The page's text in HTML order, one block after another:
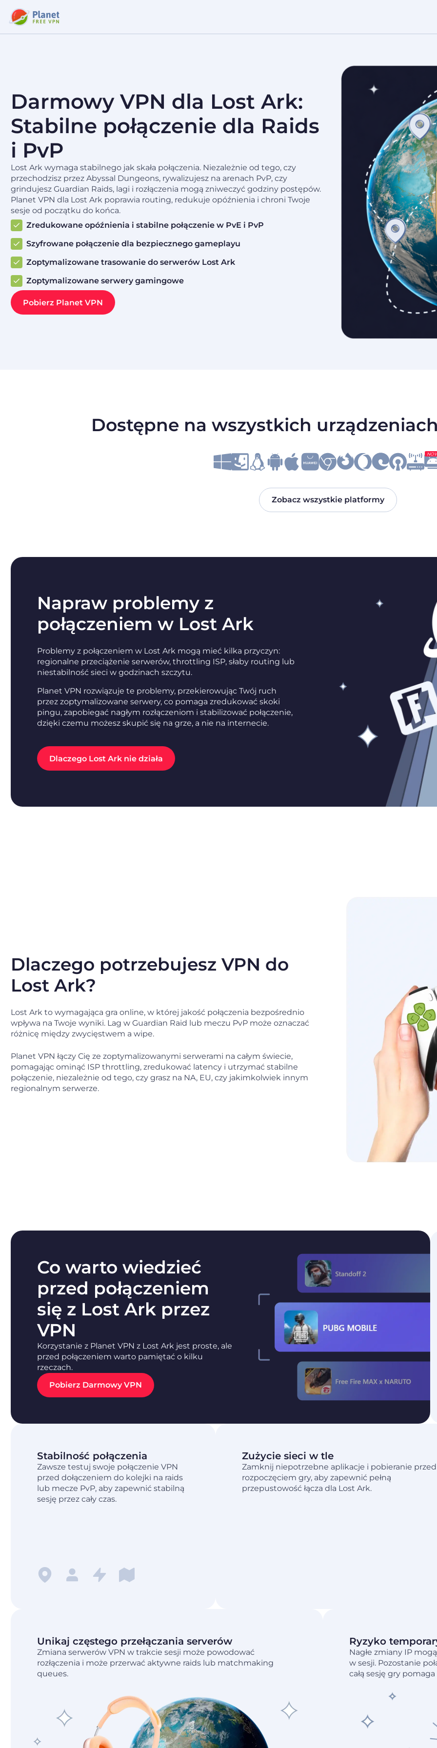
Darmowy VPN dla Lost Ark:
Stabilne połączenie dla Raids
i PvP
Lost Ark wymaga stabilnego jak skała połączenia. Niezależnie od tego, czy
przechodzisz przez Abyssal Dungeons, rywalizujesz na arenach PvP, czy
grindujesz Guardian Raids, lagi i rozłączenia mogą zniweczyć godziny postępów.
Planet VPN dla Lost Ark poprawia routing, redukuje opóźnienia i chroni Twoje
sesje od początku do końca.
Zredukowane opóźnienia i stabilne połączenie w PvE i PvP
Szyfrowane połączenie dla bezpiecznego gameplayu
Zoptymalizowane trasowanie do serwerów Lost Ark
Zoptymalizowane serwery gamingowe
Pobierz Planet VPN
Dostępne na wszystkich
Zobacz wszystkie platformy
Napraw problemy z
połączeniem w Lost Ark
Problemy z połączeniem w Lost Ark mogą mieć kilka przyczyn:
regionalne przeciążenie serwerów, throttling ISP, słaby routing lub
niestabilność sieci w godzinach szczytu.
Planet VPN rozwiązuje te problemy, przekierowując Twój ruch
przez zoptymalizowane serwery, co pomaga zredukować skoki
pingu, zapobiegać nagłym rozłączeniom i stabilizować połączenie,
dzięki czemu możesz skupić się na grze, a nie na internecie.
Dlaczego Lost Ark nie działa
Dlaczego potrzebujesz VPN do
Lost Ark?
Lost Ark to wymagająca gra online, w której jakość połączenia bezpośrednio
wpływa na Twoje wyniki. Lag w Guardian Raid lub meczu PvP może oznaczać
różnicę między zwycięstwem a wipe.
Planet VPN łączy Cię ze zoptymalizowanymi serwerami na całym świecie,
pomagając ominąć ISP throttling, zredukować latency i utrzymać stabilne
połączenie, niezależnie od tego, czy grasz na NA, EU, czy jakimkolwiek innym
regionalnym serwerze.
Co warto wiedzieć
przed połączeniem
się z Lost Ark przez
VPN
Korzystanie z Planet VPN z Lost Ark jest proste, ale
przed połączeniem warto pamiętać o kilku
rzeczach.
Pobierz Darmowy VPN
Stabilność połączenia
Zawsze testuj swoje połączenie VPN
przed dołączeniem do kolejki na raids
lub mecze PvP, aby zapewnić stabilną
sesję przez cały czas.
Zużycie sieci w tle
Zamknij niepotrzebne aplikacje i pobieranie przed
rozpoczęciem gry, aby zapewnić pełną
przepustowość łącza dla Lost Ark.
Unikaj częstego przełączania serverów
Zmiana serwerów VPN w trakcie sesji może powodować
rozłączenia i może przerwać aktywne raids lub matchmaking
queues.
Ryzyko
Nagłe zmiany IP
w sesji. Pozostanie
całą sesję gry